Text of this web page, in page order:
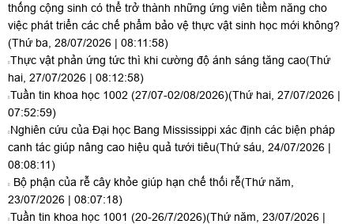
thống cộng sinh có thể trở thành những ứng viên tiềm năng cho
việc phát triển các chế phẩm bảo vệ thực vật sinh học mới không?
(Thứ ba, 28/07/2026 | 08:11:58)
Thực vật phản ứng tức thì khi cường độ ánh sáng tăng cao(Thứ
hai, 27/07/2026 | 08:12:58)
Tuần tin khoa học 1002 (27/07-02/08/2026)(Thứ hai, 27/07/2026 |
07:52:59)
Nghiên cứu của Đại học Bang Mississippi xác định các biện pháp
canh tác giúp nâng cao hiệu quả tưới tiêu(Thứ sáu, 24/07/2026 |
08:08:11)
Bộ phận của rễ cây khỏe giúp hạn chế thối rễ(Thứ năm,
23/07/2026 | 08:07:18)
Tuần tin khoa học 1001 (20-26/7/2026)(Thứ năm, 23/07/2026 |